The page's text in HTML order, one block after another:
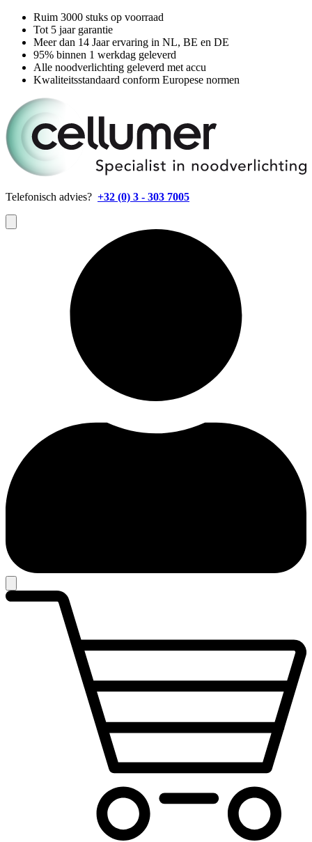
Ruim 3000 stuks op voorraad
Tot 5 jaar garantie
Meer dan 14 Jaar ervaring in NL, BE en DE
95% binnen 1 werkdag geleverd
Alle noodverlichting geleverd met accu
Kwaliteitsstandaard conform Europese normen
Telefonisch advies? +32 (0) 3 - 303 7005